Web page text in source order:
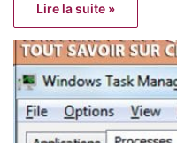
Lire la suite »